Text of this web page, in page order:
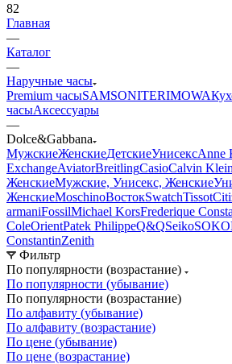
82
Главная
—
Каталог
—
Наручные часы
Premium часыSAMSONITERIMOWA
часыАксессуары
—
Dolce&Gabbana
МужскиеЖенскиеДетскиеУнисексAnne
ExchangeAviatorBreitlingCasioCalvin Klein
ЖенскиеМужские, Унисекс, Женские
ЖенскиеMoschinoВостокSwatchTissot
armaniFossilMichael KorsFrederique
ColeOrientPatek PhilippeQ&QSeiko
ConstantinZenith
Фильтр
По популярности (возрастание)
По популярности (убывание)
По популярности (возрастание)
По алфавиту (убывание)
По алфавиту (возрастание)
По цене (убывание)
По цене (возрастание)